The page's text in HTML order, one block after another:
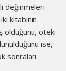
değinmeleri
kitabının
olduğunu, öteki
ise,
sonraları